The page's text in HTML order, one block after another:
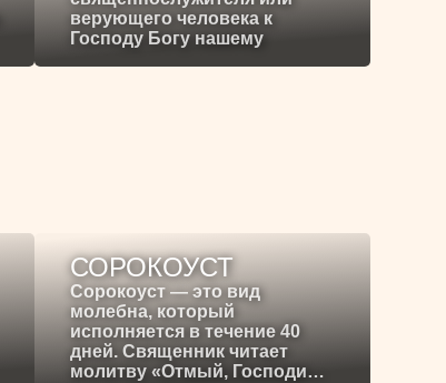
верующего человека к
Господу Богу нашему
СОРОКОУСТ
Сорокоуст — это вид
молебна, который
исполняется в течение 40
дней. Священник читает
молитву «Отмый, Господи…